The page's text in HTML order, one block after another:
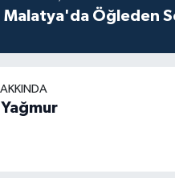
Malatya'da Öğleden